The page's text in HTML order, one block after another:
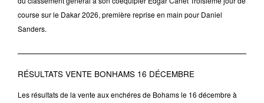
course sur le Dakar 2026, première reprise en main pour Daniel
Sanders.
RÉSULTATS VENTE BONHAMS 16 DÉCEMBRE
Les résultats de la vente aux enchéres de Bohams le 16 décembre à